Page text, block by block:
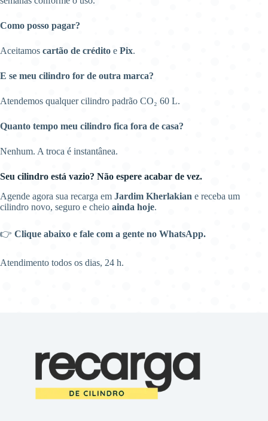
Como posso pagar?
Aceitamos cartão de crédito e Pix.
E se meu cilindro for de outra marca?
Atendemos qualquer cilindro padrão CO₂ 60 L.
Quanto tempo meu cilindro fica fora de casa?
Nenhum. A troca é instantânea.
Seu cilindro está vazio? Não espere acabar de vez.
Agende agora sua recarga em Jardim Kherlakian e receba um
cilindro novo, seguro e cheio ainda hoje.
👉 Clique abaixo e fale com a gente no WhatsApp.
Atendimento todos os dias, 24 h.